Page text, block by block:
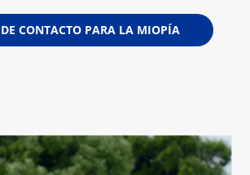
DE CONTACTO PARA LA MIOPÍA